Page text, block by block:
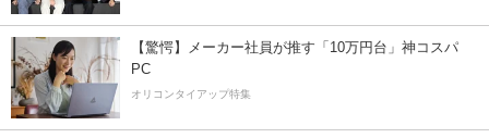
【驚愕】メーカー社員が推す「10万円台」神コスパ
PC
オリコンタイアップ特集